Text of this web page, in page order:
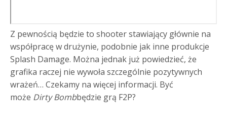
Z pewnością będzie to shooter stawiający głównie na
współpracę w drużynie, podobnie jak inne produkcje
Splash Damage. Można jednak już powiedzieć, że
grafika raczej nie wywoła szczególnie pozytywnych
wrażeń… Czekamy na więcej informacji. Być
może Dirty Bombbędzie grą F2P?